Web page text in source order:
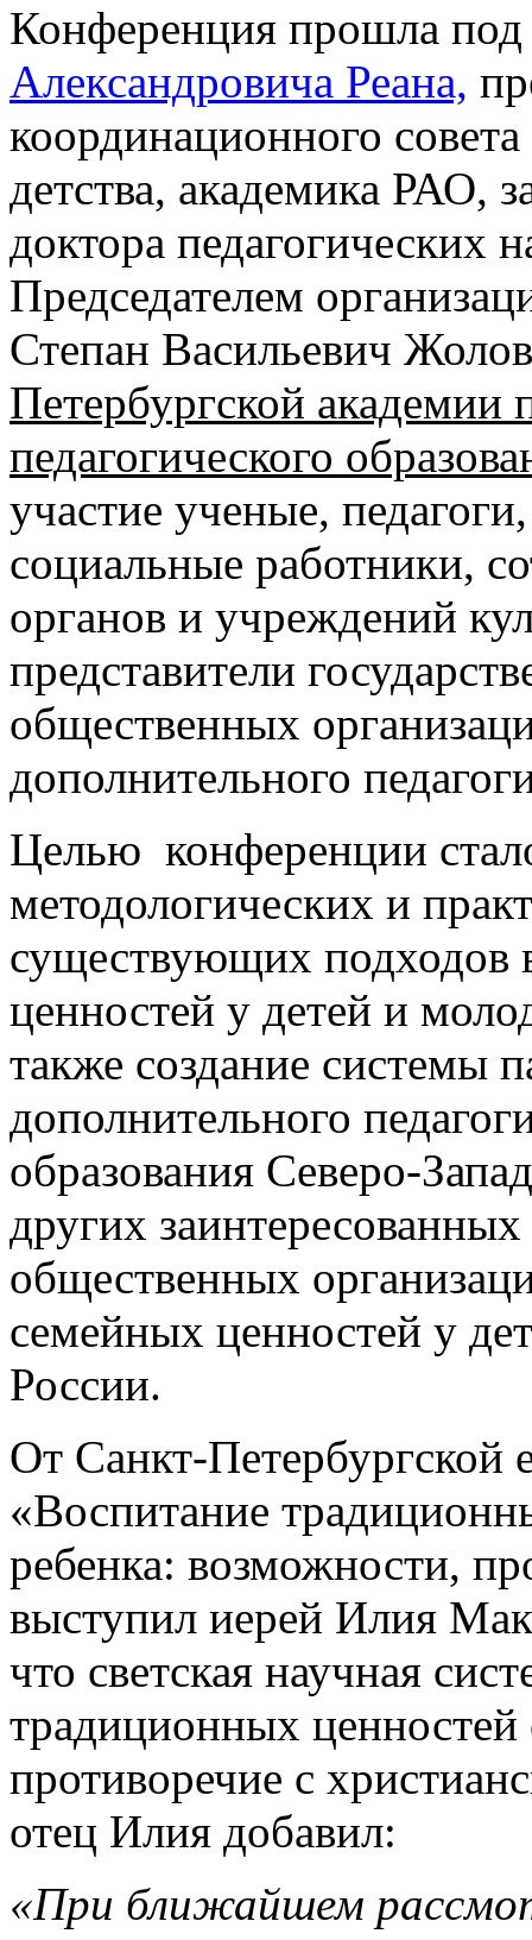
Конференция прошла под
Александровича Реана,
координационного
детства, академика РАО,
доктора педагогических
Председателем
Степан Васильевич
Петербургской академии
педагогического
участие ученые,
социальные работники,
органов и учреждений
представители
общественных
дополнительного
Целью конференции
методологических и
существующих подходов
ценностей у детей и
также создание системы
дополнительного
образования Северо-
других
общественных
семейных ценностей у
России.
От Санкт-Петербургской
«Воспитание
ребенка: возможности,
выступил иерей Илия
что светская научная
традиционных ценностей
противоречие с
отец Илия добавил:
«При ближайшем